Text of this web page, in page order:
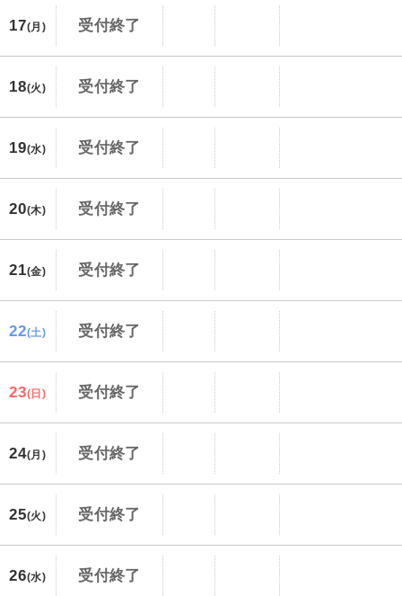
17(月) 受付終了
18(火) 受付終了
19(水) 受付終了
20(木) 受付終了
21(金) 受付終了
22(土) 受付終了
23(日) 受付終了
24(月) 受付終了
25(火) 受付終了
26(水) 受付終了